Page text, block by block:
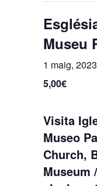
Museu
1 maig,
5,00€
Visita
Museo
Church,
Museum